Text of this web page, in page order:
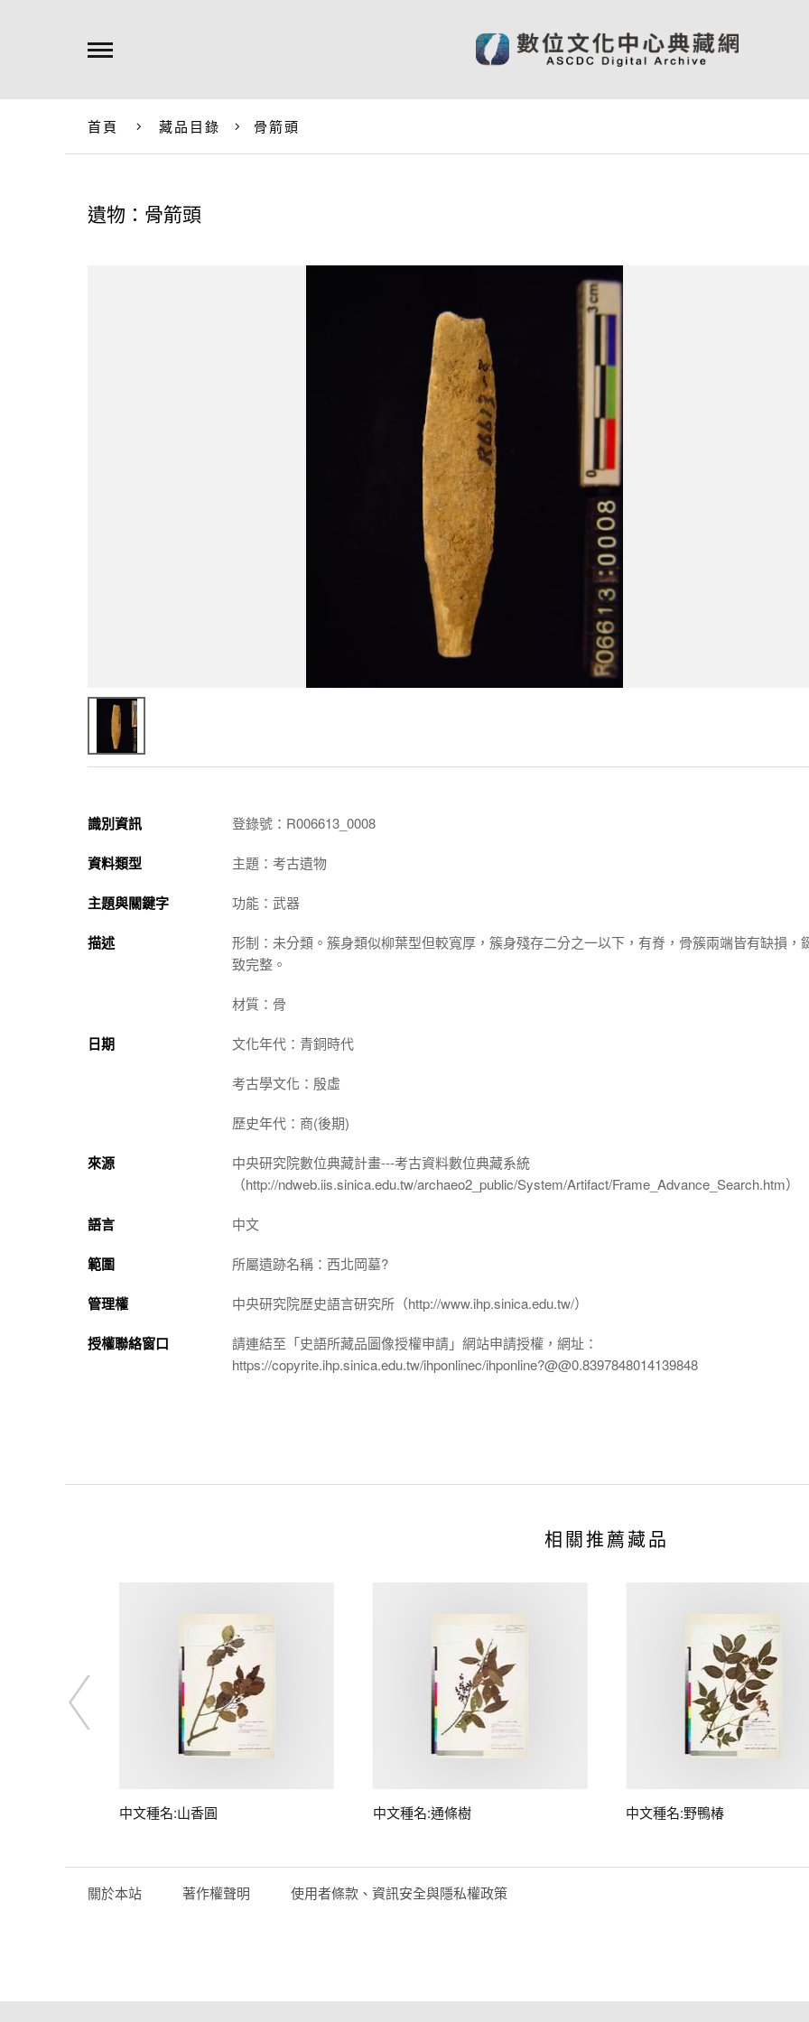
首頁 藏品目錄 骨箭頭
遺物：骨箭頭
識別資訊 登錄號：R006613_0008
資料類型 主題：考古遺物
主題與關鍵字 功能：武器
描述
形制：未分類。簇身類似柳葉型但較寬厚，簇身殘存二分之一以下，有脊，骨簇兩端皆有缺損，
致完整。
材質：骨
日期 文化年代：青銅時代
考古學文化：殷虛
歷史年代：商(後期)
來源
中央研究院數位典藏計畫---考古資料數位典藏系統
（http://ndweb.iis.sinica.edu.tw/archaeo2_public/System/Artifact/Frame_Advance_Search.htm）
語言 中文
範圍 所屬遺跡名稱：西北岡墓?
管理權 中央研究院歷史語言研究所（http://www.ihp.sinica.edu.tw/）
授權聯絡窗口
請連結至「史語所藏品圖像授權申請」網站申請授權，網址：
https://copyrite.ihp.sinica.edu.tw/ihponlinec/ihponline?@@0.8397848014139848
相關推薦藏品
中文種名:山香圓 中文種名:通條樹 中文種名:野鴨椿
關於本站 著作權聲明 使用者條款、資訊安全與隱私權政策